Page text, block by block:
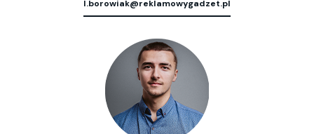
l.borowiak@reklamowygadzet.pl